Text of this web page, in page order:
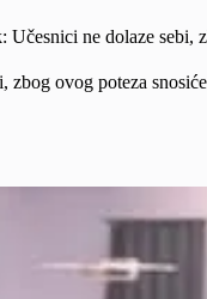
Učesnici ne dolaze
zbog ovog poteza